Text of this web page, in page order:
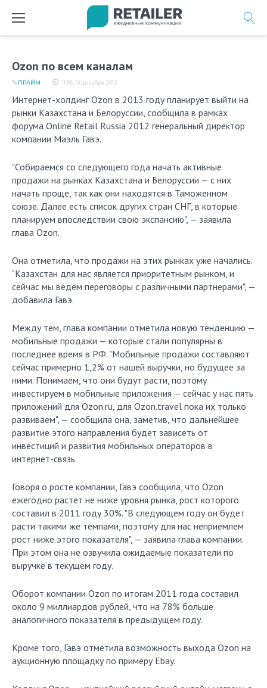
Ozon по всем каналам
11:55, 10 декабря 2012
ПРАЙМ
Интернет-холдинг Ozon в 2013 году планирует выйти на
рынки Казахстана и Белоруссии, сообщила в рамках
форума Online Retail Russia 2012 генеральный директор
компании Маэль Гавэ.
"Собираемся со следующего года начать активные
продажи на рынках Казахстана и Белоруссии — с них
начать проще, так как они находятся в Таможенном
союзе. Далее есть список других стран СНГ, в которые
планируем впоследствии свою экспансию", — заявила
глава Ozon.
Она отметила, что продажи на этих рынках уже начались.
"Казахстан для нас является приоритетным рынком, и
сейчас мы ведем переговоры с различными партнерами", —
добавила Гавэ.
Между тем, глава компании отметила новую тенденцию —
мобильные продажи — которые стали популярны в
последнее время в РФ. "Мобильные продажи составляют
сейчас примерно 1,2% от нашей выручки, но будущее за
ними. Понимаем, что они будут расти, поэтому
инвестируем в мобильные приложения — сейчас у нас пять
приложений для Ozon.ru, для Ozon.travel пока их только
развиваем", — сообщила она, заметив, что дальнейшее
развитие этого направления будет зависеть от
инвестиций и развития мобильных операторов в
интернет-связь.
Говоря о росте компании, Гавэ сообщила, что Ozon
ежегодно растет не ниже уровня рынка, рост которого
составил в 2011 году 30%. "В следующем году он будет
расти такими же темпами, поэтому для нас неприемлем
рост ниже этого показателя", — заявила глава компании.
При этом она не озвучила ожидаемые показатели по
выручке в текущем году.
Оборот компании Ozon по итогам 2011 года составил
около 9 миллиардов рублей, что на 78% больше
аналогичного показателя в предыдущем году.
Кроме того, Гавэ отметила возможность выхода Ozon на
аукционную площадку по примеру Ebay.